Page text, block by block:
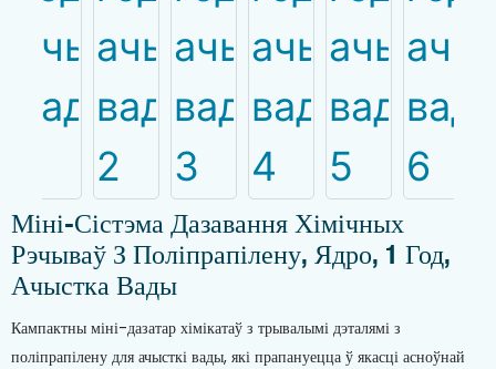
Міні-Сістэма Дазавання Хімічных
Рэчываў З Поліпрапілену, Ядро, 1 Год,
Ачыстка Вады
Кампактны міні-дазатар хімікатаў з трывалымі дэталямі з
поліпрапілену для ачысткі вады, які прапануецца ў якасці асноўнай